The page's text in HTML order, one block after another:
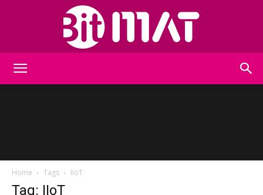
Home Tags IIoT
Tag: IIoT